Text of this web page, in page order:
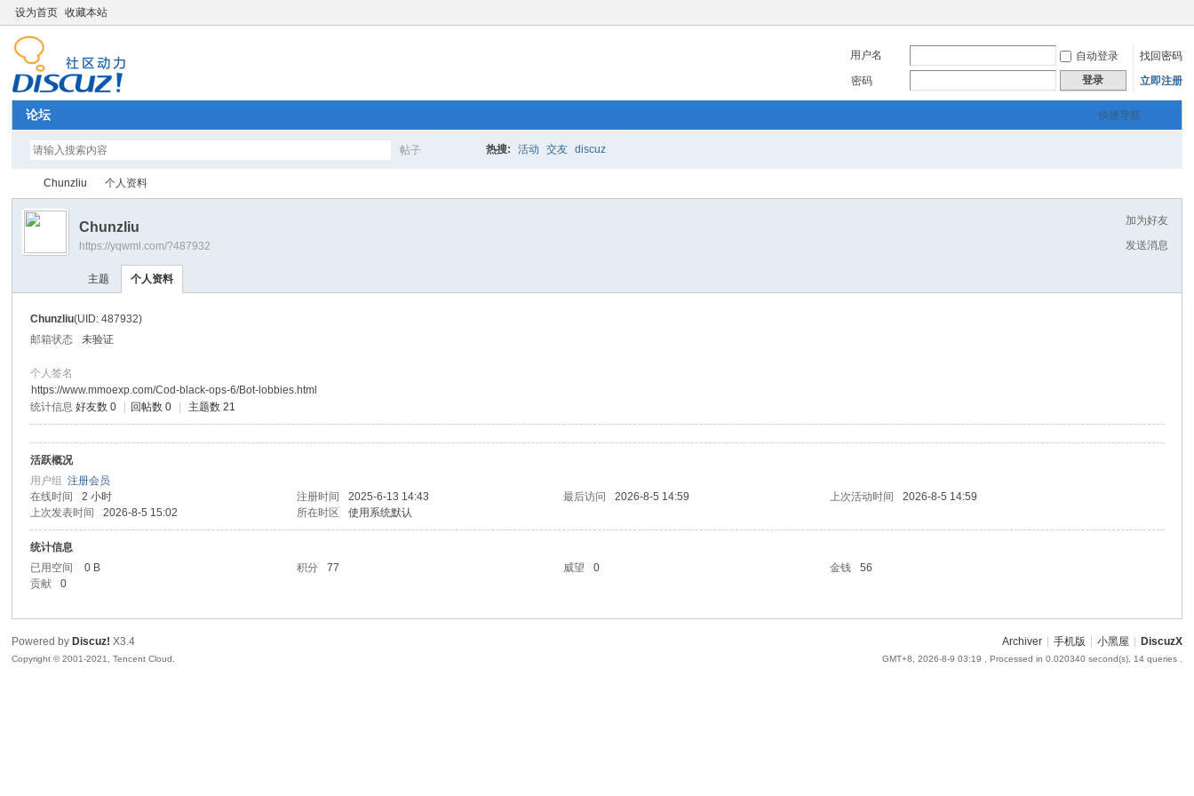
设为首页 收藏本站
用户名 自动登录
找回密码
密码
登录 立即注册
快捷导航
论坛
帖子 热搜: 活动 交友 discuz
›
Chunzliu 个人资料
加为好友
发送消息
Chunzliu
https://yqwml.com/?487932
主题 个人资料
Chunzliu(UID: 487932)
邮箱状态
未验证
个人签名
https://www.mmoexp.com/Cod-black-ops-6/Bot-lobbies.html
统计信息 好友数 0 回帖数 0 主题数 21
活跃概况
用户组注册会员
在线时间
2 小时 注册时间 2025-6-13 14:43 最后访问 2026-8-5 14:59 上次活动时间
2026-8-5 14:59
上次发表时间
2026-8-5 15:02 所在时区 使用系统默认
统计信息
已用空间
0 B 积分 77 威望 0 金钱
56
贡献
0
Archiver 手机版 小黑屋 DiscuzX
GMT+8, 2026-8-9 03:19 , Processed in 0.020340 second(s), 14 queries .
Powered by Discuz! X3.4
Copyright © 2001-2021, Tencent Cloud.